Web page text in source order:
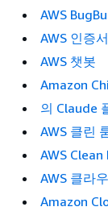
AWS
AWS 인증
AWS 챗봇
Amazon
의 Claude
AWS 클린
AWS Clean
AWS 클라
Amazon